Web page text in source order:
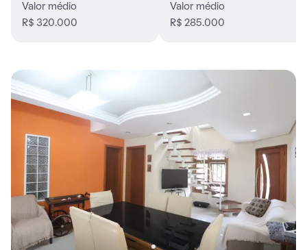
Valor médio
R$ 320.000
Valor médio
R$ 285.000